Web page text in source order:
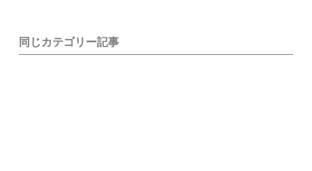
同じカテゴリー記事